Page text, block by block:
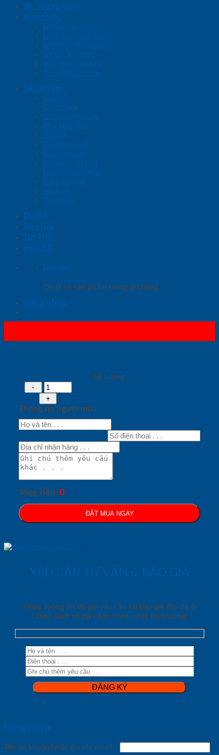
Trang chủ
Giới thiệu
Giới Thiệu Công Ty
Lĩnh Vực Hoạt Động
Sứ Mệnh Tầm Nhìn
Sơ Đồ Tổ Chức
Văn Hóa Công ty
Cơ Hội Việc Làm
Sản phẩm
Cửa gỗ
Cửa nhựa
Cửa chống cháy
Phụ kiện cửa
Sàn gỗ
Cầu thang gỗ
Giường ngủ
Kệ bếp – Tủ bếp
Nội thất trang trí
Ốp tường gỗ
Vách gỗ
Cửa kính
Dự Án
Báo Giá
Tin Tức
Liên hệ
Giỏ hàng
Chưa có sản phẩm trong giỏ hàng.
Đăng nhập
Số lượng:
Thông tin người mua
Tổng tiền: 0
ĐẶT MUA NGAY
YÊU CẦU TƯ VẤN & BÁO GIÁ
Nhập thông tin để gửi yêu cầu tải báo giá đầy đủ &
Chính sách về giá cạnh tranh nhất thị trường!
Đăng nhập
Tên tài khoản hoặc địa chỉ email *